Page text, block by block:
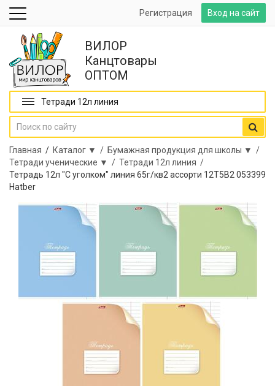
Вход на сайт
Регистрация
ВИЛОР
Канцтовары
ОПТОМ
Тетради 12л линия
Главная / Каталог ▼ / Бумажная продукция для школы ▼ /
Тетради ученические ▼ / Тетради 12л линия /
Тетрадь 12л "С уголком" линия 65г/кв2 ассорти 12Т5В2 053399
Hatber